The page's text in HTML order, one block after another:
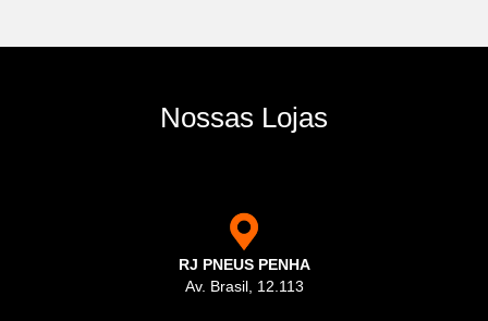
Nossas Lojas
RJ PNEUS PENHA
Av. Brasil, 12.113